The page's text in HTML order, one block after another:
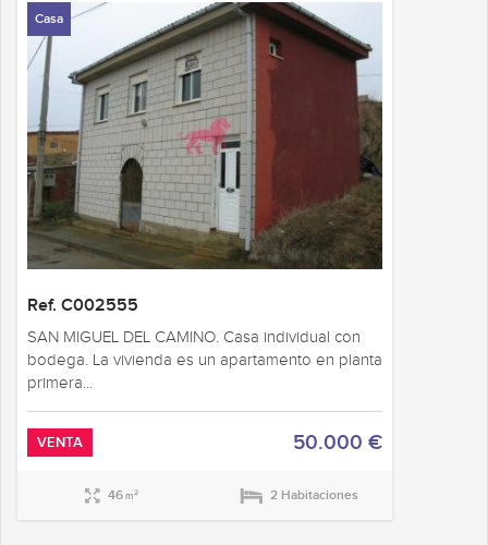
Casa
Ref. C002555
SAN MIGUEL DEL CAMINO. Casa individual con
bodega. La vivienda es un apartamento en planta
primera...
VENTA 50.000 €
46m2 2 Habitaciones